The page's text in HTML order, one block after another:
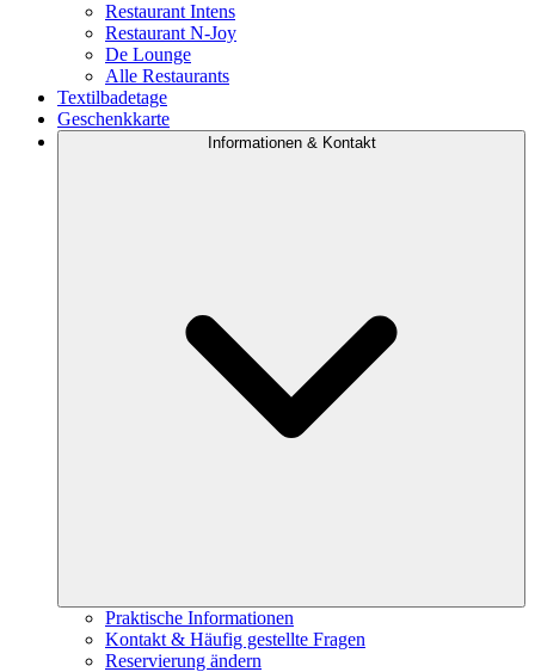
Restaurant Intens
Restaurant N-Joy
De Lounge
Alle Restaurants
Textilbadetage
Geschenkkarte
Informationen & Kontakt
Praktische Informationen
Kontakt & Häufig gestellte Fragen
Reservierung ändern